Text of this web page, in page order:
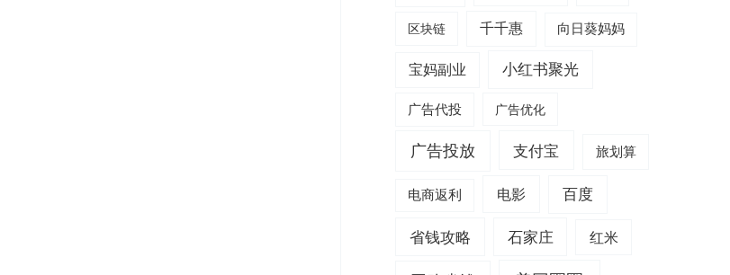
区块链 千千惠 向日葵妈妈
宝妈副业 小红书聚光
广告代投 广告优化
广告投放 支付宝 旅划算
电商返利 电影 百度
省钱攻略 石家庄 红米